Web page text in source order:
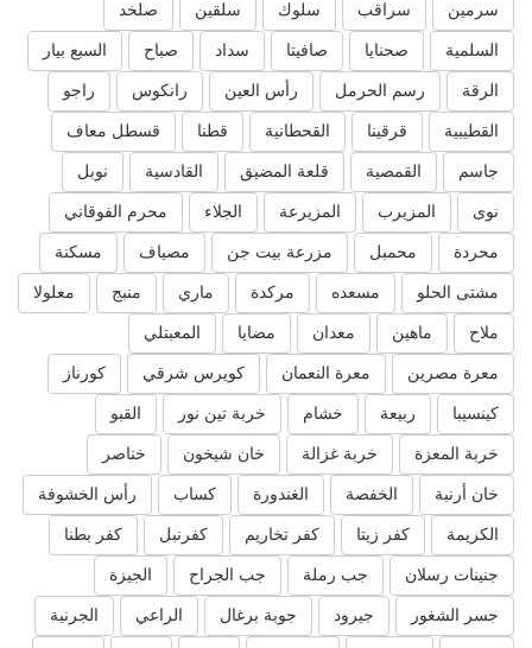
سرمين سراقب سلوك سلقين صلخد
السلمية صحنايا صافيتا سداد صباح السبع بيار
الرقة رسم الحرمل رأس العين رانكوس راجو
القطيبية قرقينا القحطانية قطنا قسطل معاف
جاسم القمصية قلعة المضيق القادسية نوبل
نوى المزيرب المزيرعة الجلاء محرم الفوقاني
محردة محمبل مزرعة بيت جن مصياف مسكنة
مشتى الحلو مسعده مركدة ماري منبج معلولا
ملاح ماهين معدان مضايا المعبتلي
معرة مصرين معرة النعمان كويرس شرقي كورناز
كينسيبا ربيعة خشام خربة تين نور القبو
خربة المعزة خربة غزالة خان شيخون خناصر
خان أرنبة الخفصة الغندورة كساب رأس الخشوفة
الكريمة كفر زيتا كفر تخاريم كفرنبل كفر بطنا
جنينات رسلان جب رملة جب الجراح الجيزة
جسر الشغور جيرود جوبة برغال الراعي الجرنية